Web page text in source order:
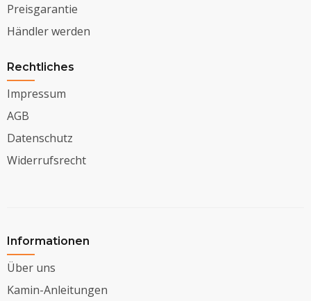
Preisgarantie
Händler werden
Rechtliches
Impressum
AGB
Datenschutz
Widerrufsrecht
Informationen
Über uns
Kamin-Anleitungen